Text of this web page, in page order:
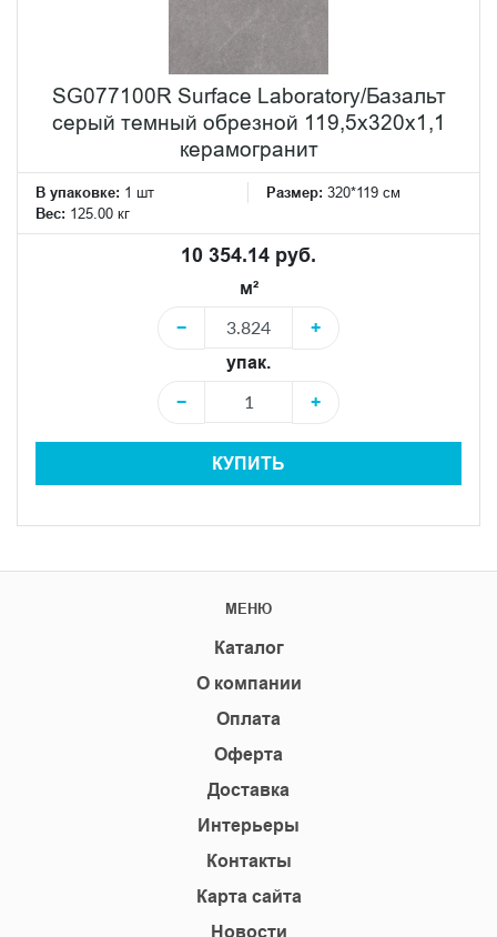
SG077100R Surface Laboratory/Базальт
серый темный обрезной 119,5x320x1,1
керамогранит
В упаковке: 1 шт Размер: 320*119 см
Вес: 125.00 кг
10 354.14 руб.
м²
−
+
упак.
−
+
КУПИТЬ
МЕНЮ
Каталог
О компании
Оплата
Оферта
Доставка
Интерьеры
Контакты
Карта сайта
Новости